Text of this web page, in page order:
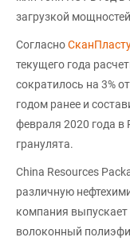
загрузкой
Согласно
текущего года
сократилось на 3%
годом ранее и
февраля 2020 года в
гранулята.
China Resources
различную
компания
волоконный